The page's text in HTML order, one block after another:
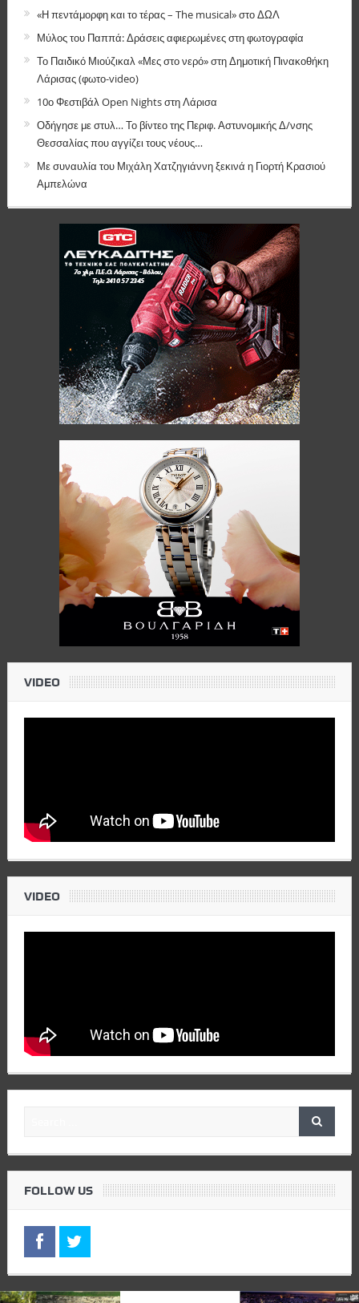
«Η πεντάμορφη και το τέρας – The musical» στο ΔΩΛ
Μύλος του Παππά: Δράσεις αφιερωμένες στη φωτογραφία
Το Παιδικό Μιούζικαλ «Μες στο νερό» στη Δημοτική Πινακοθήκη
Λάρισας (φωτο-video)
10ο Φεστιβάλ Open Nights στη Λάρισα
Οδήγησε με στυλ… Το βίντεο της Περιφ. Αστυνομικής Δ/νσης
Θεσσαλίας που αγγίζει τους νέους…
Με συναυλία του Μιχάλη Χατζηγιάννη ξεκινά η Γιορτή Κρασιού
Αμπελώνα
VIDEO
VIDEO
FOLLOW US